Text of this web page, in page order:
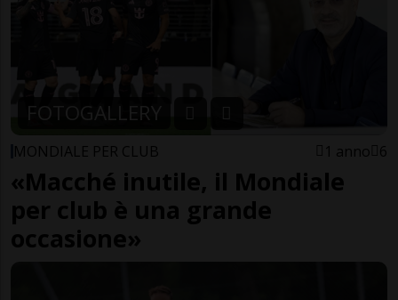
FOTOGALLERY
MONDIALE PER CLUB 1 anno 6
«Macché inutile, il Mondiale
per club è una grande
occasione»